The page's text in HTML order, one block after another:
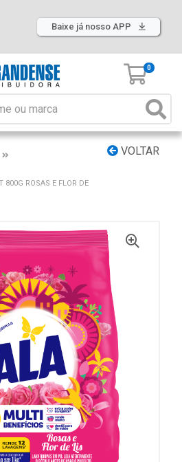
Baixe já nosso APP
0
VOLTAR
800G ROSAS E FLOR DE